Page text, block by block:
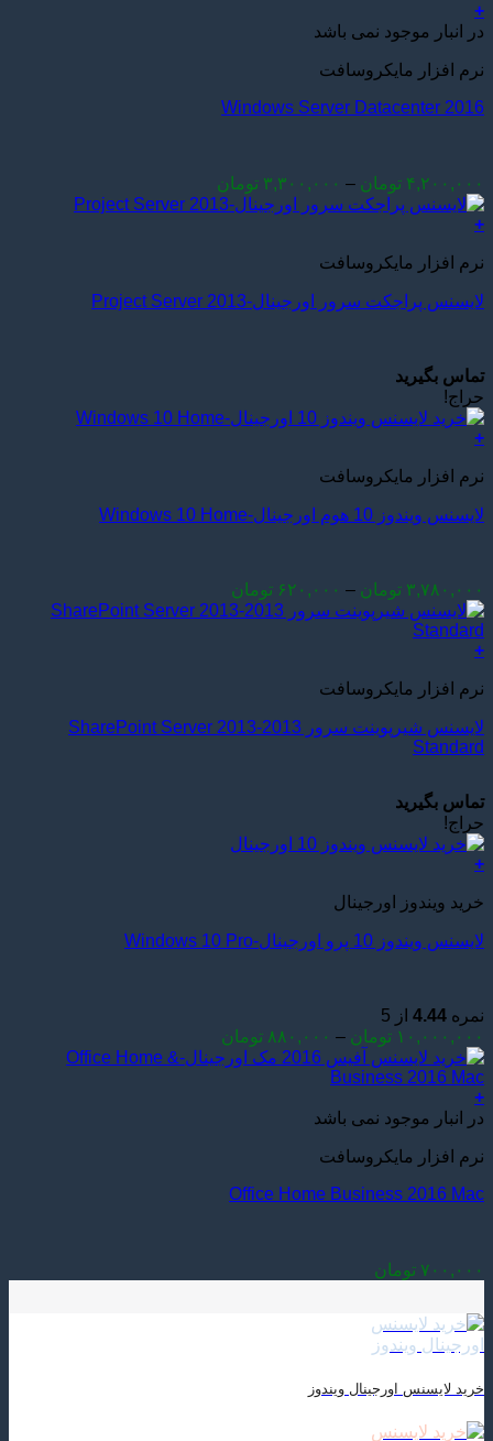
+
این
دارای
مختلفی
ها
ممکن
در
محصول
در انبار موجود نمی باشد
نرم افزار مایکروسافت
Windows Server Datacenter 2016
۴,۲۰۰,۰۰۰ تومان – ۳,۳۰۰,۰۰۰ تومان
range:
+
نرم افزار مایکروسافت
لایسنس پراجکت سرور اورجینال-Project Server 2013
تماس بگیرید
حراج!
+
محصول
انواع
گزینه
ها
ممکن
در
محصول
انتخاب
نرم افزار مایکروسافت
لایسنس ویندوز 10 هوم اورجینال-Windows 10 Home
۳,۷۸۰,۰۰۰ تومان – ۶۲۰,۰۰۰ تومان
range:
+
نرم افزار مایکروسافت
لایسنس شیرپوینت سرور 2013-SharePoint Server 2013
Standard
تماس بگیرید
حراج!
+
محصول
انواع
باشد.
گزینه
ها
ممکن
است
در
صفحه
محصول
شوند
خرید ویندوز اورجینال
لایسنس ویندوز 10 پرو اورجینال-Windows 10 Pro
نمره 4.44 از 5
۱۰,۰۰۰,۰۰۰ تومان – ۸۸۰,۰۰۰ تومان
range:
+
در انبار موجود نمی باشد
نرم افزار مایکروسافت
Office Home Business 2016 Mac
۷۰۰,۰۰۰ تومان
خرید لایسنس اورجینال ویندوز